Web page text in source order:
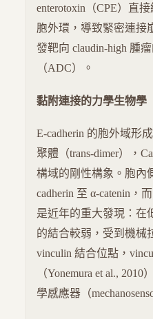
enterotoxin（CPE）直
胞外環，導致緊密連接
發靶向 claudin-high 腫
（ADC）。
黏附連接的力學生物學
E-cadherin 的胞外域形
聚體（trans-dimer），
構域的剛性構象。胞內
cadherin 至 α-catenin，
是近年的重大發現：在
的結合較弱，受到機械
vinculin 結合位點，
（Yonemura et al.,
學感應器（